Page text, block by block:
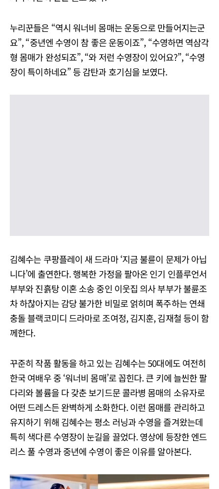
누리꾼들은 “역시 워너비 몸매는 운동으로 만들어지는군
요”, “중년엔 수영이 참 좋은 운동이죠”, “수영하면 역삼각
형 몸매가 완성되죠”, “와 저런 수영장이 있어요?”, “수영
장이 특이하네요” 등 감탄과 호기심을 보였다.
김혜수는 쿠팡플레이 새 드라마 ‘지금 불륜이 문제가 아닙
니다’에 출연한다. 행복한 가정을 팔아온 인기 인플루언서
부부와 진흙탕 이혼 소송 중인 이웃집 의사 부부가 불륜조
차 하찮아지는 감당 불가한 비밀로 얽히며 폭주하는 연쇄
충돌 블랙코미디 드라마로 조여정, 김지훈, 김재철 등이 함
께한다.
꾸준히 작품 활동을 하고 있는 김혜수는 50대에도 여전히
한국 여배우 중 ‘워너비 몸매’로 꼽힌다. 큰 키에 늘씬한 팔
다리와 볼륨을 다 갖춘 보기드문 콜라병 몸매의 소유자로
어떤 드레스든 완벽하게 소화한다. 이런 몸매를 관리하고
유지하기 위해 김혜수는 평소 러닝과 수영을 즐겨왔는데
특히 색다른 수영장이 눈길을 끌었다. 영상에 등장한 엔드
리스 풀 수영과 중년에 수영이 좋은 이유를 알아본다.